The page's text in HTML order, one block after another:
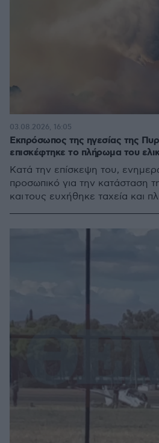
Εκπρόσωπος της ηγεσίας της
επισκέφτηκε το πλήρωμα του
Κατά την επίσκεψη του,
προσωπικό για την κατάσταση
και τους ευχήθηκε ταχεία και
03.08.2026, 16:05